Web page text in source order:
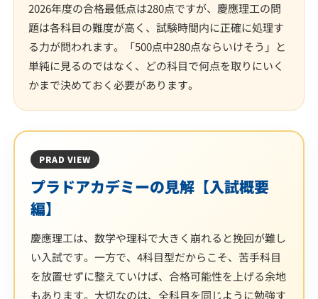
2026年度の合格最低点は280点ですが、慶應理工の問
題は各科目の難度が高く、試験時間内に正確に処理す
る力が問われます。「500点中280点ならいけそう」と
単純に見るのではなく、どの科目で何点を取りにいく
かまで決めておく必要があります。
PRAD VIEW
プラドアカデミーの見解【入試概要
編】
慶應理工は、数学や理科で大きく崩れると挽回が難し
い入試です。一方で、4科目型だからこそ、苦手科目
を放置せずに整えていけば、合格可能性を上げる余地
もあります。大切なのは、全科目を同じように勉強す